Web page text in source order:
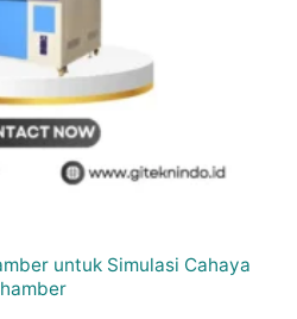
untuk Simulasi Cahaya